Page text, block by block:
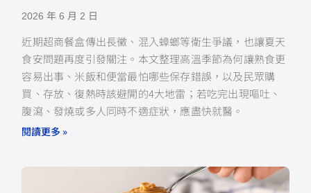
2026 年 6 月 2 日
近期超商餐盒傳出長黴、混入蟑螂等衛生爭議，也讓夏天
食安問題再度引發關注。本文整理高溫季節為何讓熟食更
容易出事、米飯和便當最怕哪些保存錯誤，以及民眾購
買、存放、復熱時該避開的4大地雷；若吃完出現嘔吐、
腹瀉、發燒或多人同時不適症狀，應盡快就醫。
閱讀更多 »